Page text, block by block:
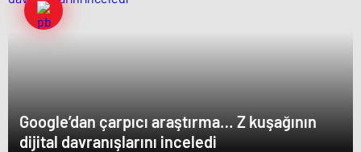
Google’dan çarpıcı araştırma… Z kuşağının
dijital davranışlarını inceledi